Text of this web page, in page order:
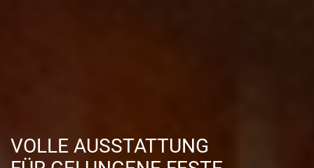
VOLLE AUSSTATTUNG